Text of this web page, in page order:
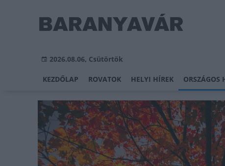
2026.08.06, Csütörtök
KEZDŐLAP ROVATOK HELYI HÍREK ORSZÁGOS